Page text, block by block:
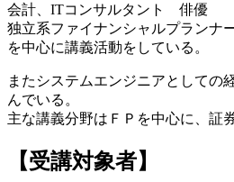
会計、ITコンサルタント 俳優
独立系ファイナンシャルプランナ
を中心に講義活動をしている。
またシステムエンジニアとしての
んでいる。
主な講義分野はＦＰを中心に、証
【受講対象者】